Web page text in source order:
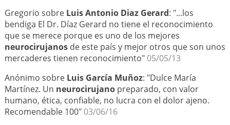
Gregorio sobre Luis Antonio Diaz Gerard: "...los
bendiga El Dr. Díaz Gerard no tiene el reconocimiento
que se merece porque es uno de los mejores
neurocirujanosde este país y mejor otros que son unos
mercaderes tienen reconocimiento" 05/05/13
Anónimo sobre Luis García Muñoz: "Dulce María
Martínez. Un neurocirujanopreparado, con valor
humano, ética, confiable, no lucra con el dolor ajeno.
Recomendable 100" 03/06/16